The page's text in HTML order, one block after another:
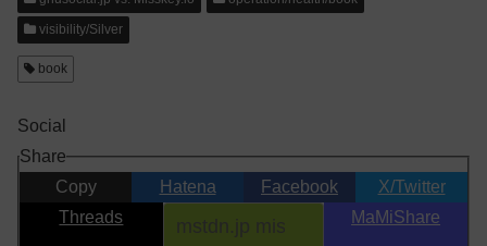
visibility/Silver
book
Social
Share
Copy
Hatena Facebook
X/Twitter
Threads
MaMiShare